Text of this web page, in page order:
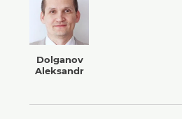
Dolganov
Aleksandr